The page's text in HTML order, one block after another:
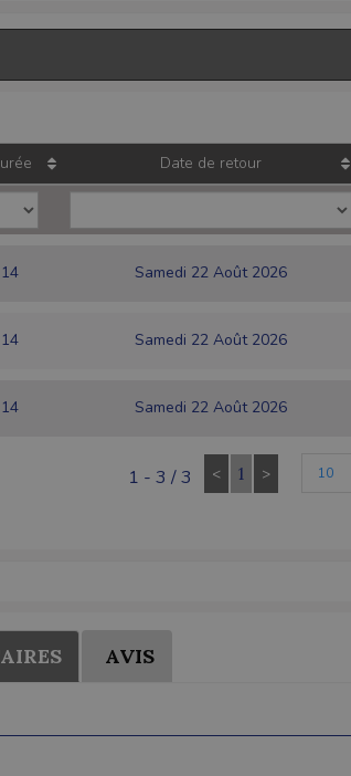
Date de retour
14 Samedi 22 Août 2026
14 Samedi 22 Août 2026
14 Samedi 22 Août 2026
1 - 3 / 3 < 1 >
AVIS